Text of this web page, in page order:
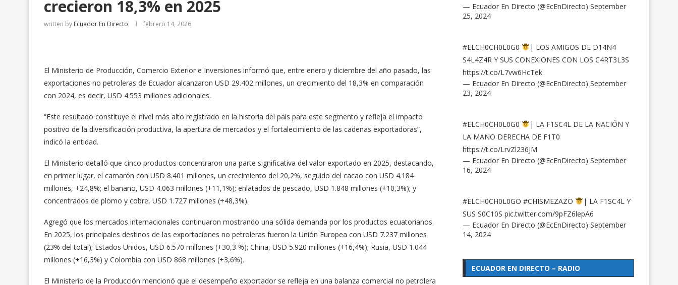
crecieron 18,3% en 2025
written by Ecuador En Directo febrero 14, 2026
El Ministerio de Producción, Comercio Exterior e Inversiones informó que, entre enero y diciembre del año pasado, las
exportaciones no petroleras de Ecuador alcanzaron USD 29.402 millones, un crecimiento del 18,3% en comparación
con 2024, es decir, USD 4.553 millones adicionales.
“Este resultado constituye el nivel más alto registrado en la historia del país para este segmento y refleja el impacto
positivo de la diversificación productiva, la apertura de mercados y el fortalecimiento de las cadenas exportadoras”,
indicó la entidad.
El Ministerio detalló que cinco productos concentraron una parte significativa del valor exportado en 2025, destacando,
en primer lugar, el camarón con USD 8.401 millones, un crecimiento del 20,2%, seguido del cacao con USD 4.184
millones, +24,8%; el banano, USD 4.063 millones (+11,1%); enlatados de pescado, USD 1.848 millones (+10,3%); y
concentrados de plomo y cobre, USD 1.727 millones (+48,3%).
Agregó que los mercados internacionales continuaron mostrando una sólida demanda por los productos ecuatorianos.
En 2025, los principales destinos de las exportaciones no petroleras fueron la Unión Europea con USD 7.237 millones
(23% del total); Estados Unidos, USD 6.570 millones (+30,3 %); China, USD 5.920 millones (+16,4%); Rusia, USD 1.044
millones (+16,3%) y Colombia con USD 868 millones (+3,6%).
El Ministerio de la Producción mencionó que el desempeño exportador se refleja en una balanza comercial no petrolera
— Ecuador En Directo (@EcEnDirecto) September
25, 2024
#ELCH0CH0L0G0
| LOS AMIGOS DE D14N4
S4L4Z4R Y SUS CONEXIONES CON LOS C4RT3L3S
https://t.co/L7vw6HcTek
— Ecuador En Directo (@EcEnDirecto) September
23, 2024
#ELCH0CH0L0G0
| LA F1SC4L DE LA NACIÓN Y
LA MANO DERECHA DE F1T0
https://t.co/LrvZl236JM
— Ecuador En Directo (@EcEnDirecto) September
16, 2024
#ELCH0CH0L0GO #CHISMEZAZO
| LA F1SC4L Y
SUS S0C10S pic.twitter.com/9pFZ6lepA6
— Ecuador En Directo (@EcEnDirecto) September
14, 2024
ECUADOR EN DIRECTO – RADIO